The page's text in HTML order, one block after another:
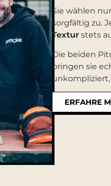
Sie wählen
sorgfältig zu.
Textur stets
Die beiden
bringen sie
ERFAHRE